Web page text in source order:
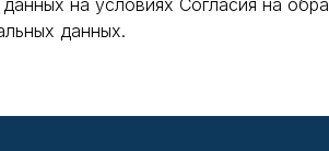
на условиях Согласия на
данных.